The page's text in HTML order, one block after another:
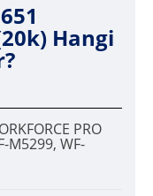
Hangi
PRO
M5299, WF-